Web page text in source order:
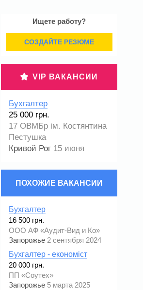
Ищете работу?
СОЗДАЙТЕ РЕЗЮМЕ
VIP ВАКАНСИИ
Бухгалтер
25 000 грн.
17 ОВМБр ім. Костянтина
Пестушка
Кривой Рог 15 июня
ПОХОЖИЕ ВАКАНСИИ
Бухгалтер
16 500 грн.
ООО АФ «Аудит-Вид и Ко»
Запорожье 2 сентября 2024
Бухгалтер - економіст
20 000 грн.
ПП «Соутех»
Запорожье 5 марта 2025